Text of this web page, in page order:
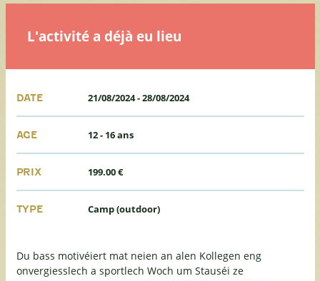
L'activité a déjà eu lieu
DATE 21/08/2024-28/08/2024
AGE 12 - 16 ans
PRIX 199.00 €
TYPE Camp (outdoor)
Du bass motivéiert mat neien an alen Kollegen eng
onvergiesslech a sportlech Woch um Stauséi ze